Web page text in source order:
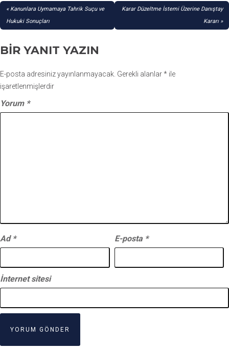
YAZI
GEZINMESI
Kanunlara Uymamaya Tahrik Suçu ve
Hukuki Sonuçları
Karar Düzeltme İstemi Üzerine Danıştay
Kararı
BIR YANIT YAZIN
E-posta adresiniz yayınlanmayacak. Gerekli alanlar* ile
işaretlenmişlerdir
Yorum *
Ad * E-posta *
İnternet sitesi